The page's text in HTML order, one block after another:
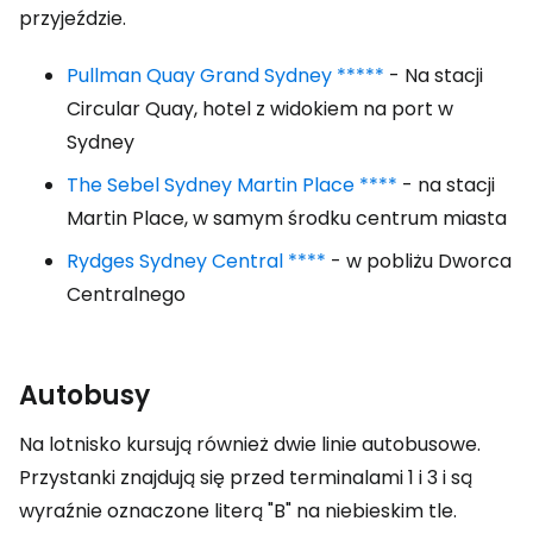
przyjeździe.
Pullman Quay Grand Sydney ***** - Na stacji
Circular Quay, hotel z widokiem na port w
Sydney
The Sebel Sydney Martin Place **** - na stacji
Martin Place, w samym środku centrum miasta
Rydges Sydney Central **** - w pobliżu Dworca
Centralnego
Autobusy
Na lotnisko kursują również dwie linie autobusowe.
Przystanki znajdują się przed terminalami 1 i 3 i są
wyraźnie oznaczone literą "B" na niebieskim tle.